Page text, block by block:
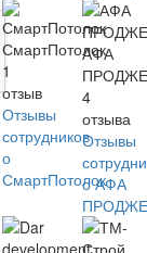
СмартПотолок
1
отзыв
Отзывы
сотрудников
о
СмартПотолок
АФА
4
отзыва
Отзывы
о АФА